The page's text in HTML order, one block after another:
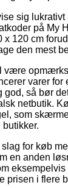
sig
på My
x 120 cm
den mest
være
varer for
god, så bør
netbutik.
som
for køb
en anden
prisen i flere